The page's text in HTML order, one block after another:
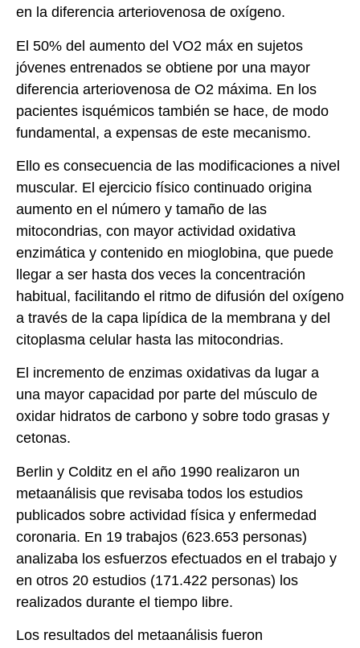
en la diferencia arteriovenosa de oxígeno.
El 50% del aumento del VO2 máx en sujetos
jóvenes entrenados se obtiene por una mayor
diferencia arteriovenosa de O2 máxima. En los
pacientes isquémicos también se hace, de modo
fundamental, a expensas de este mecanismo.
Ello es consecuencia de las modificaciones a nivel
muscular. El ejercicio físico continuado origina
aumento en el número y tamaño de las
mitocondrias, con mayor actividad oxidativa
enzimática y contenido en mioglobina, que puede
llegar a ser hasta dos veces la concentración
habitual, facilitando el ritmo de difusión del oxígeno
a través de la capa lipídica de la membrana y del
citoplasma celular hasta las mitocondrias.
El incremento de enzimas oxidativas da lugar a
una mayor capacidad por parte del músculo de
oxidar hidratos de carbono y sobre todo grasas y
cetonas.
Berlin y Colditz en el año 1990 realizaron un
metaanálisis que revisaba todos los estudios
publicados sobre actividad física y enfermedad
coronaria. En 19 trabajos (623.653 personas)
analizaba los esfuerzos efectuados en el trabajo y
en otros 20 estudios (171.422 personas) los
realizados durante el tiempo libre.
Los resultados del metaanálisis fueron